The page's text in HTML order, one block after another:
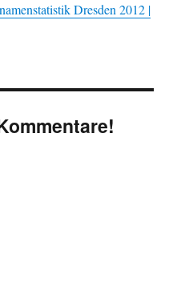
Dresden 2012 |